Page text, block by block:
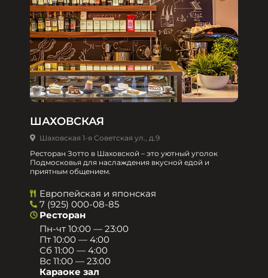
ШАХОВСКАЯ
Шаховская 1-я Советская ул., д.9
Ресторан Зотто в Шаховской – это уютный уголок
Подмосковья для наслаждения вкусной едой и
приятным общением.​
Европейская и японская
7 (925) 000-08-85
Ресторан
Пн-чт 10:00 — 23:00
Пт 10:00 — 4:00
Сб 11:00 — 4:00
Вс 11:00 — 23:00
Караоке зал